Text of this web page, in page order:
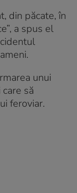
din păcate, în
a spus el
unui
să
feroviar.